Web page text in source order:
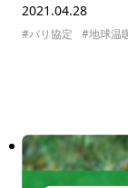
2021.04.28
#パリ協定 #地球温